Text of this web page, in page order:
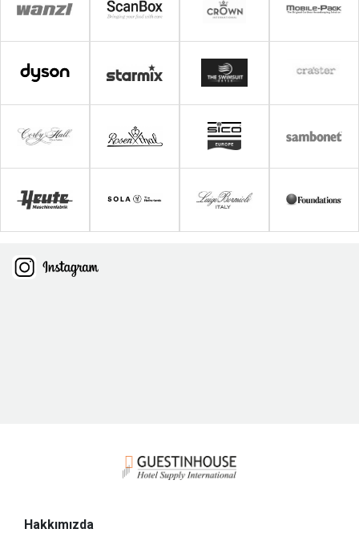
Hakkımızda